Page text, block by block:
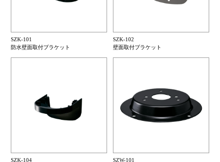
SZK-101
防水壁面取付ブラケット
SZK-102
壁面取付ブラケット
SZK-104
SZW-101